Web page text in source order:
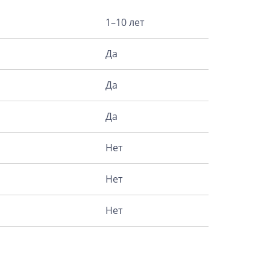
1–10 лет
Да
Да
Да
Нет
Нет
Нет